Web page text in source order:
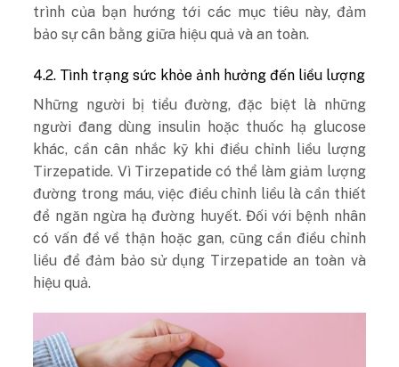
trình của bạn hướng tới các mục tiêu này, đảm
bảo sự cân bằng giữa hiệu quả và an toàn.
4.2. Tình trạng sức khỏe ảnh hưởng đến liều lượng
Những người bị tiểu đường, đặc biệt là những
người đang dùng insulin hoặc thuốc hạ glucose
khác, cần cân nhắc kỹ khi điều chỉnh liều lượng
Tirzepatide. Vì Tirzepatide có thể làm giảm lượng
đường trong máu, việc điều chỉnh liều là cần thiết
để ngăn ngừa hạ đường huyết. Đối với bệnh nhân
có vấn đề về thận hoặc gan, cũng cần điều chỉnh
liều để đảm bảo sử dụng Tirzepatide an toàn và
hiệu quả.